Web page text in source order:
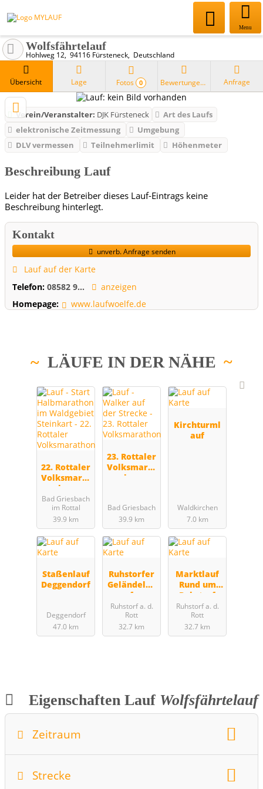
Menu
Wolfsfährtelauf
Hohlweg 12 94116 Fürsteneck Deutschland
Übersicht Lage Fotos 0 Bewertungen Anfrage
Verein/Veranstalter: DJK Fürsteneck
Art des Laufs
elektronische Zeitmessung
Umgebung
DLV vermessen
Teilnehmerlimit Höhenmeter
Beschreibung Lauf
Leider hat der Betreiber dieses Lauf-Eintrags keine
Beschreibung hinterlegt.
Kontakt
unverb. Anfrage senden
Lauf auf der Karte
Telefon: 08582 9...
anzeigen
Homepage:
www.laufwoelfe.de
LÄUFE IN DER NÄHE
22. Rottaler
Volksmarat
hon
Bad Griesbach
im Rottal
39.9 km
23. Rottaler
Volksmarat
hon
Bad Griesbach
39.9 km
Kirchturml
auf
Waldkirchen
7.0 km
Staßenlauf
Deggendorf
Deggendorf
47.0 km
Ruhstorfer
Geländelau
f
Ruhstorf a. d.
Rott
32.7 km
Marktlauf
Rund um
Ruhstorf
Ruhstorf a. d.
Rott
32.7 km
Eigenschaften Lauf Wolfsfährtelauf
Zeitraum
Datum: 06.04.2015
Strecke